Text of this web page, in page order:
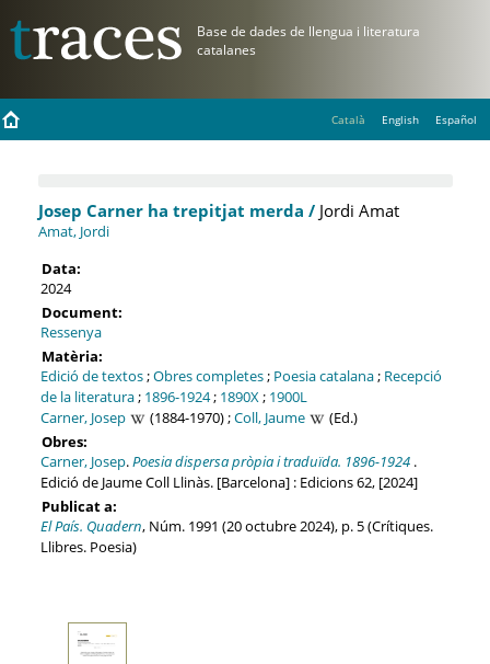
Català English Español
Josep Carner ha trepitjat merda /Jordi Amat
Amat, Jordi
Data:
2024
Document:
Ressenya
Matèria:
Edició de textos;Obres completes; Poesia catalana; Recepció
de la literatura; 1896-1924; 1890X; 1900L
Carner, Josep
(1884-1970) ;Coll, Jaume
(Ed.)
Obres:
Carner, Josep.Poesia dispersa pròpia i traduïda. 1896-1924.
Edició de Jaume Coll Llinàs. [Barcelona] : Edicions 62, [2024]
Publicat a:
El País. Quadern, Núm. 1991 (20 octubre 2024), p. 5 (Crítiques.
Llibres. Poesia)